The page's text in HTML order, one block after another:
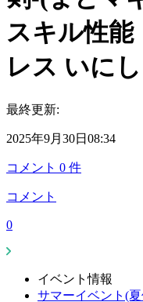
スキル性能
レス いにし
最終更新:
2025年9月30日08:34
コメント 0 件
コメント
0
イベント情報
サマーイベント(